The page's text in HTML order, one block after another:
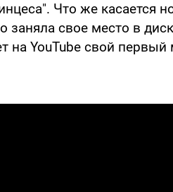
Что же касается
заняла свое место в
на YouTube свой